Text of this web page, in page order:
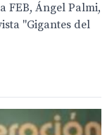
FEB, Ángel Palmi,
"Gigantes del